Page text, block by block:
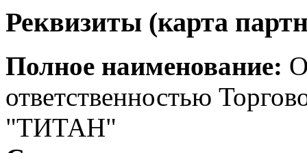
Реквизиты (карта
Полное наименование:
ответственностью
"ТИТАН"